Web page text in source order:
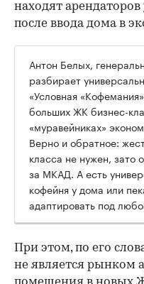
находят
после ввода дома в
Антон Белых,
разбирает
«Условная
больших ЖК бизнес-
«муравейниках»
Верно и обратное:
класса не нужен, зато
за МКАД. А есть
кофейня у дома или
адаптировать под
При этом, по его
не является рынком